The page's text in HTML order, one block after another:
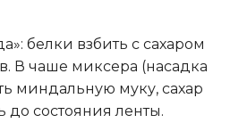
белки взбить с сахаром
В чаше миксера (насадка
миндальную муку, сахар
до состояния ленты.